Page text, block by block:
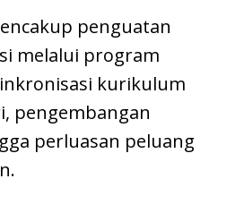
penguatan
melalui program
kurikulum
pengembangan
perluasan peluang